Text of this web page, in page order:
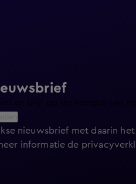
en blijf op de hoogte van
nieuwsbrief met daarin
informatie de